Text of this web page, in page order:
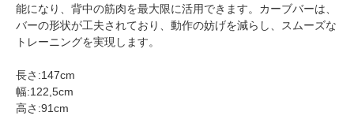
能になり、背中の筋肉を最大限に活用できます。カーブバーは、
バーの形状が工夫されており、動作の妨げを減らし、スムーズな
トレーニングを実現します。
長さ:147cm
幅:122,5cm
高さ:91cm